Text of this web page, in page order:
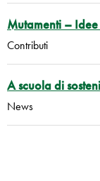
Mutamenti –
Contributi
A scuola di
News